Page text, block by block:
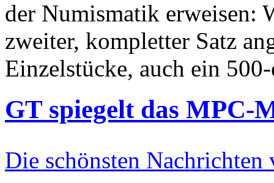
der Numismatik erweisen:
zweiter, kompletter Satz
Einzelstücke, auch ein
GT spiegelt das MPC-
Die schönsten Nachrichten